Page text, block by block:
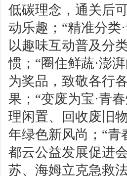
低碳理念，通关后
动乐趣；“精准分类
以趣味互动普及分
惯；“圈住鲜蔬·澎
为奖品，致敬各行
果；“变废为宝·青
理闲置、回收废旧
年绿色新风尚；“青
都云公益发展促进
苏、海姆立克急救